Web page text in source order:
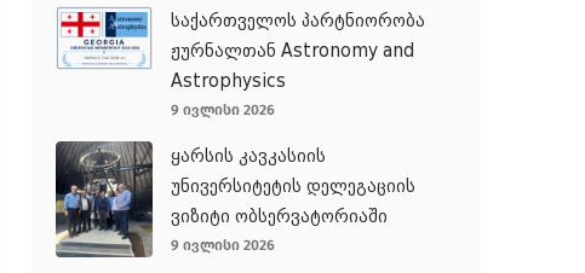
საქართველოს პარტნიორობა
ჟურნალთან Astronomy and
Astrophysics
9 ივლისი 2026
ყარსის კავკასიის
უნივერსიტეტის დელეგაციის
ვიზიტი ობსერვატორიაში
9 ივლისი 2026